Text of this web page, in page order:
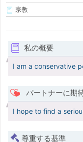
宗教
私の概要
I am a conservative
パートナーに期
I hope to find a
尊重する基準